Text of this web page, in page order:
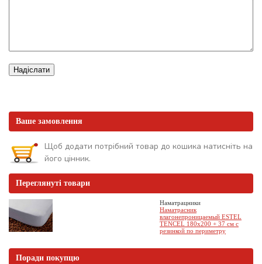
Надіслати
Ваше замовлення
Щоб додати потрібний товар до кошика натисніть на
його цінник.
Переглянуті товари
Наматрацники
Наматрасник
влагонепроницаемый ESTEL
TENCEL 180х200 + 37 см с
резинкой по периметру
Поради покупцю